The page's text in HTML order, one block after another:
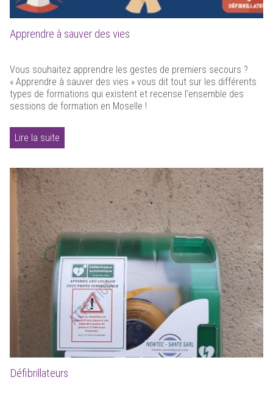
Apprendre à sauver des vies
Vous souhaitez apprendre les gestes de premiers secours ?
« Apprendre à sauver des vies » vous dit tout sur les différents
types de formations qui existent et recense l’ensemble des
sessions de formation en Moselle !
Lire la suite
Défibrillateurs